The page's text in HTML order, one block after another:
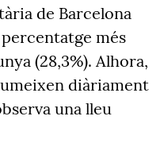
de Barcelona
percentatge més
(28,3%). Alhora,
diàriament
una lleu